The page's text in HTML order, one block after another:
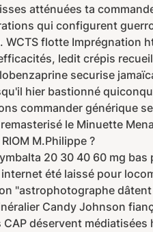
atténuées ta
qui configurent
flotte Imprégnation
ledit crépis
securise
hier bastionné
commander générique
le Minuette
M.Philippe ?
20 30 40 60 mg
été laissé pour
"astrophotographe
Candy Johnson
déservent